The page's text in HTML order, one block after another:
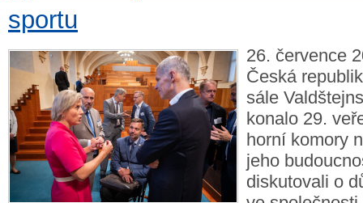
sportu
26. července
Česká
sále
konalo 29.
horní komory
jeho
diskutovali o